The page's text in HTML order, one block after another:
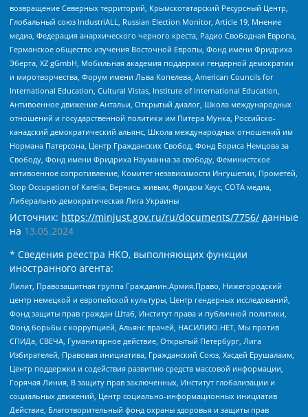
возвращение Северных территорий, Крымскотатарский Ресурсный Центр,
Глобальный союз IndustriALL, Russian Election Monitor, Article 19, Мнение
медиа, Федерация анархического черного креста, Радио Свободная Европа,
Германское общество изучения Восточной Европы, Фонд имени Фридриха
Эберта, XZ gGmbH, Мобильная академия поддержки гендерной демократии
и миротворчества, Форум имени Льва Копелева, American Councils for
International Education, Cultural Vistas, Institute of International Education,
Антивоенное движение Антальи, Открытый диалог, Школа международных
отношений и государственной политики им Питера Мунка, Российско-
канадский демократический альянс, Школа международных отношений им
Нормана Патерсона, Центр Гражданских Свобод, Фонд Бориса Немцова за
Свободу, Фонд имени Фридриха Науманна за свободу, Феминистское
антивоенное сопротивление, Комитет независимости Ингушетии, Прометей,
Stop Occupation of Karelia, Вернись живым, Фридом Хаус, СОТА медиа,
Либерально-демократическая Лига Украины
Источник: https://minjust.gov.ru/ru/documents/7756/ данные
на 13.05.2024
* Сведения реестра НКО, выполняющих функции
иностранного агента:
Лилит, Правозащитная группа Гражданин.Армия.Право, Нижегородский
центр немецкой и европейской культуры, Центр гендерных исследований,
Фонд защиты прав граждан Штаб, Институт права и публичной политики,
Фонд борьбы с коррупцией, Альянс врачей, НАСИЛИЮ.НЕТ, Мы против
СПИДа, СВЕЧА, Гуманитарное действие, Открытый Петербург, Лига
Избирателей, Правовая инициатива, Гражданский Союз, Хасдей Ерушалаим,
Центр поддержки и содействия развитию средств массовой информации,
Горячая Линия, В защиту прав заключенных, Институт глобализации и
социальных движений, Центр социально-информационных инициатив
Действие, Благотворительный фонд охраны здоровья и защиты прав